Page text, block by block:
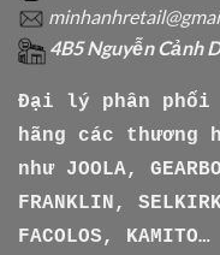
4B5 Nguyễn Cảnh
Đại lý phân
hãng các
như
JOOLA,
FRANKLIN,
FACOLOS, KAMITO…